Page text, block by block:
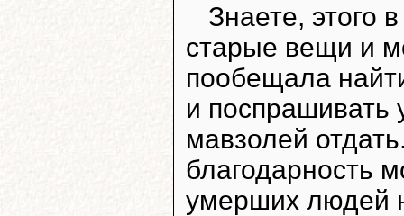
Знаете, этого
старые вещи и
пообещала
и поспрашивать
мавзолей
благодарность
умерших людей